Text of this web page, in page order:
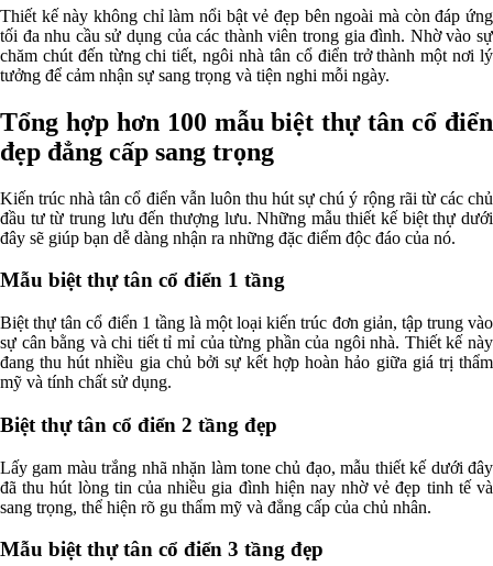
Thiết kế này không chỉ làm nổi bật vẻ đẹp bên ngoài mà còn đáp ứng
tối đa nhu cầu sử dụng của các thành viên trong gia đình. Nhờ vào sự
chăm chút đến từng chi tiết, ngôi nhà tân cổ điển trở thành một nơi lý
tưởng để cảm nhận sự sang trọng và tiện nghi mỗi ngày.
Tổng hợp hơn 100 mẫu biệt thự tân cổ điển
đẹp đẳng cấp sang trọng
Kiến trúc nhà tân cổ điển vẫn luôn thu hút sự chú ý rộng rãi từ các chủ
đầu tư từ trung lưu đến thượng lưu. Những mẫu thiết kế biệt thự dưới
đây sẽ giúp bạn dễ dàng nhận ra những đặc điểm độc đáo của nó.
Mẫu biệt thự tân cổ điển 1 tầng
Biệt thự tân cổ điển 1 tầng là một loại kiến trúc đơn giản, tập trung vào
sự cân bằng và chi tiết tỉ mỉ của từng phần của ngôi nhà. Thiết kế này
đang thu hút nhiều gia chủ bởi sự kết hợp hoàn hảo giữa giá trị thẩm
mỹ và tính chất sử dụng.
Biệt thự tân cổ điển 2 tầng đẹp
Lấy gam màu trắng nhã nhặn làm tone chủ đạo, mẫu thiết kế dưới đây
đã thu hút lòng tin của nhiều gia đình hiện nay nhờ vẻ đẹp tinh tế và
sang trọng, thể hiện rõ gu thẩm mỹ và đẳng cấp của chủ nhân.
Mẫu biệt thự tân cổ điển 3 tầng đẹp